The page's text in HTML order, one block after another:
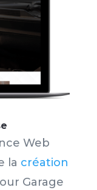
Web
la création
Garage